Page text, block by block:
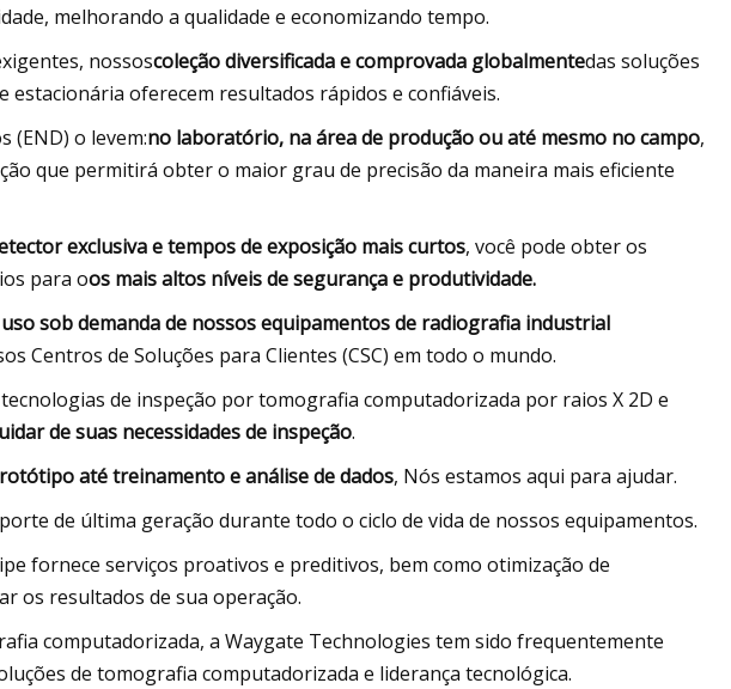
melhorando a qualidade e economizando tempo.
nossoscoleção diversificada e comprovada globalmentedas soluções
oferecem resultados rápidos e confiáveis.
(END) o levem:no laboratório, na área de produção ou até mesmo no campo,
que permitirá obter o maior grau de precisão da maneira mais eficiente
exclusiva e tempos de exposição mais curtos, você pode obter os
para oos mais altos níveis de segurança e produtividade.
sob demanda de nossos equipamentos de radiografia industrial
Centros de Soluções para Clientes (CSC) em todo o mundo.
de inspeção por tomografia computadorizada por raios X 2D e
de suas necessidades de inspeção.
até treinamento e análise de dados, Nós estamos aqui para ajudar.
de última geração durante todo o ciclo de vida de nossos equipamentos.
fornece serviços proativos e preditivos, bem como otimização de
os resultados de sua operação.
computadorizada, a Waygate Technologies tem sido frequentemente
de tomografia computadorizada e liderança tecnológica.